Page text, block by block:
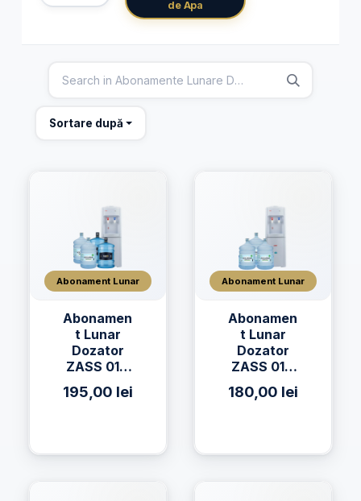
de Apa
Sortare după
Abonament Lunar
Abonamen
t Lunar
Dozator
ZASS 01C
h2on 19L +
195,00 lei
Abonament Lunar
Abonamen
t Lunar
Dozator
ZASS 01C
AQUAVIA
180,00 lei